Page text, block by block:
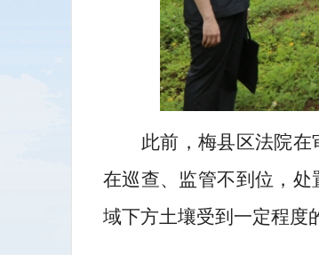
此前，梅县区法院
在巡查、监管不到位，
域下方土壤受到一定程度